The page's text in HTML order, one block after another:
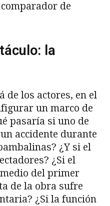
de
la
de los actores, en el
un marco de
pasaría si uno de
accidente durante
¿Y si el
¿Si el
del primer
de la obra sufre
¿Si la función